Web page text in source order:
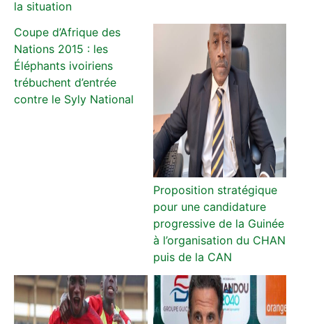
la situation
Coupe d’Afrique des
Nations 2015 : les
Éléphants ivoiriens
trébuchent d’entrée
contre le Syly National
Proposition stratégique
pour une candidature
progressive de la Guinée
à l’organisation du CHAN
puis de la CAN